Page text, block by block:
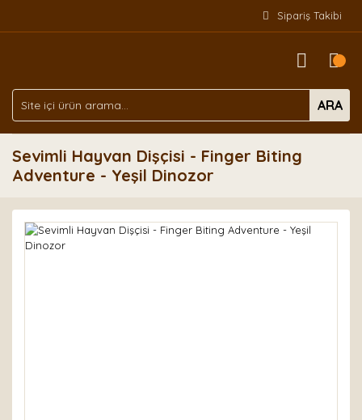
Sipariş Takibi
ARA
Sevimli Hayvan Dişçisi - Finger Biting
Adventure - Yeşil Dinozor